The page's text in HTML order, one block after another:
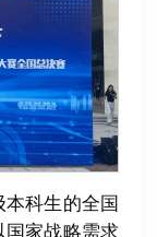
科生的全国
国家战略需求